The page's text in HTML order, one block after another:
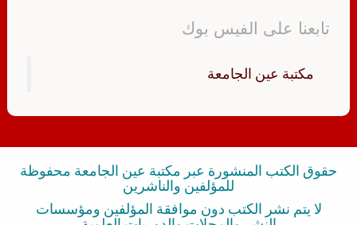
تابعنا على الفيس بوك
‏مكتبة عين الجامعة‏
حقوق الكتب المنشورة عبر مكتبة عين الجامعة محفوظة
للمؤلفين والناشرين
لا يتم نشر الكتب دون موافقة المؤلفين ومؤسسات